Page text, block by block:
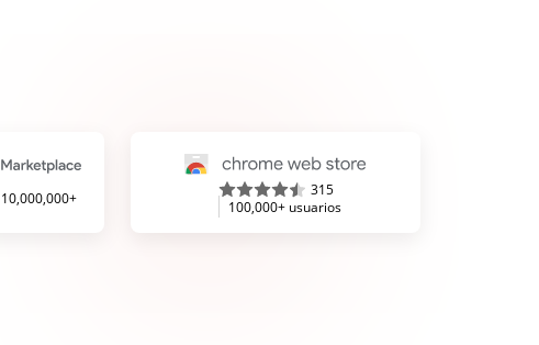
10,000,000+
315
100,000+ usuarios